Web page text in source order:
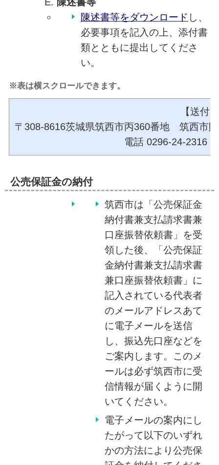
陳述書等をダウンロード し、
必要事項を記入の上、添付書
類とともに提出してくださ
い。
※表は横スクロールできます。
【送付
〒308-8616茨城県筑西市丙360番地 筑西市
電話 0296-24-2316
公売保証金の納付
筑西市は「公売保証金
納付書兼支払請求書兼
口座振替依頼書」を受
領した後、「公売保証
金納付書兼支払請求書
兼口座振替依頼書」に
記入されている代表者
のメールアドレスあて
に電子メールを送信
し、振込先口座などを
ご案内します。このメ
ールは必ず筑西市に受
信情報が届くように開
いてください。
電子メールの案内にし
たがって以下のいずれ
かの方法により公売保